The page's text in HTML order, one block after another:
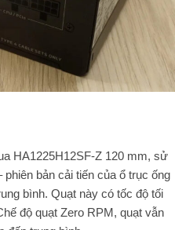
HA1225H12SF-Z 120 mm, sử
bản cải tiến của ổ trục ống
bình. Quạt này có tốc độ tối
độ quạt Zero RPM, quạt vẫn